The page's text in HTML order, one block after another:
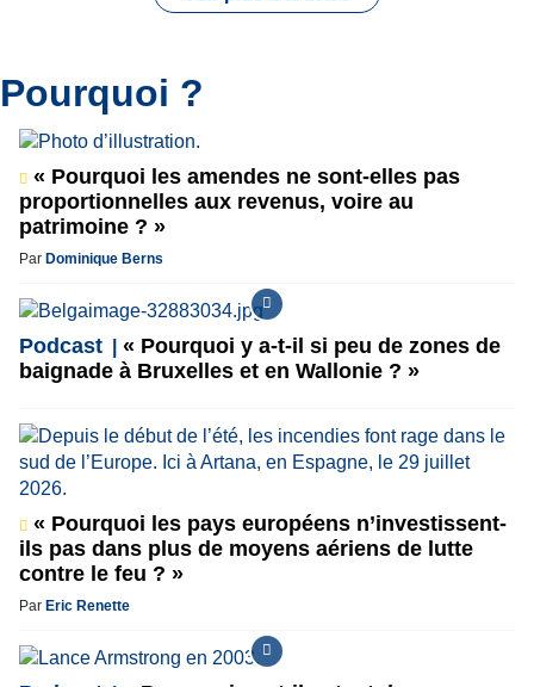
Pourquoi ?
« Pourquoi les amendes ne sont-elles pas
proportionnelles aux revenus, voire au
patrimoine ? »
Par Dominique Berns
Podcast
« Pourquoi y a-t-il si peu de zones de
baignade à Bruxelles et en Wallonie ? »
« Pourquoi les pays européens n’investissent-
ils pas dans plus de moyens aériens de lutte
contre le feu ? »
Par Eric Renette